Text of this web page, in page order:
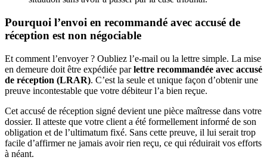
Pourquoi l’envoi en recommandé avec accusé de
réception est non négociable
Et comment l’envoyer ? Oubliez l’e-mail ou la lettre simple. La mise
en demeure doit être expédiée parlettre recommandée avec accusé
de réception (LRAR). C’est la seule et unique façon d’obtenir une
preuve incontestable que votre débiteur l’a bien reçue.
Cet accusé de réception signé devient une pièce maîtresse dans votre
dossier. Il atteste que votre client a été formellement informé de son
obligation et de l’ultimatum fixé. Sans cette preuve, il lui serait trop
facile d’affirmer ne jamais avoir rien reçu, ce qui réduirait vos efforts
à néant.